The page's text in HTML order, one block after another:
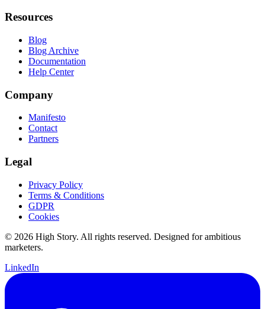
Resources
Blog
Blog Archive
Documentation
Help Center
Company
Manifesto
Contact
Partners
Legal
Privacy Policy
Terms & Conditions
GDPR
Cookies
© 2026 High Story. All rights reserved. Designed for ambitious
marketers.
LinkedIn